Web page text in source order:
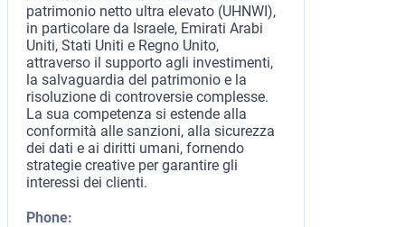
patrimonio netto ultra elevato (UHNWI),
in particolare da Israele, Emirati Arabi
Uniti, Stati Uniti e Regno Unito,
attraverso il supporto agli investimenti,
la salvaguardia del patrimonio e la
risoluzione di controversie complesse.
La sua competenza si estende alla
conformità alle sanzioni, alla sicurezza
dei dati e ai diritti umani, fornendo
strategie creative per garantire gli
interessi dei clienti.
Phone: